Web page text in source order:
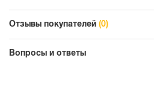
Отзывы покупателей (0)
Вопросы и ответы